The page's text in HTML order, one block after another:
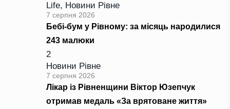
Life, Новини Рівне
7 серпня 2026
Бебі-бум у Рівному: за місяць народилися
243 малюки
2
Новини Рівне
7 серпня 2026
Лікар із Рівненщини Віктор Юзепчук
отримав медаль «За врятоване життя»